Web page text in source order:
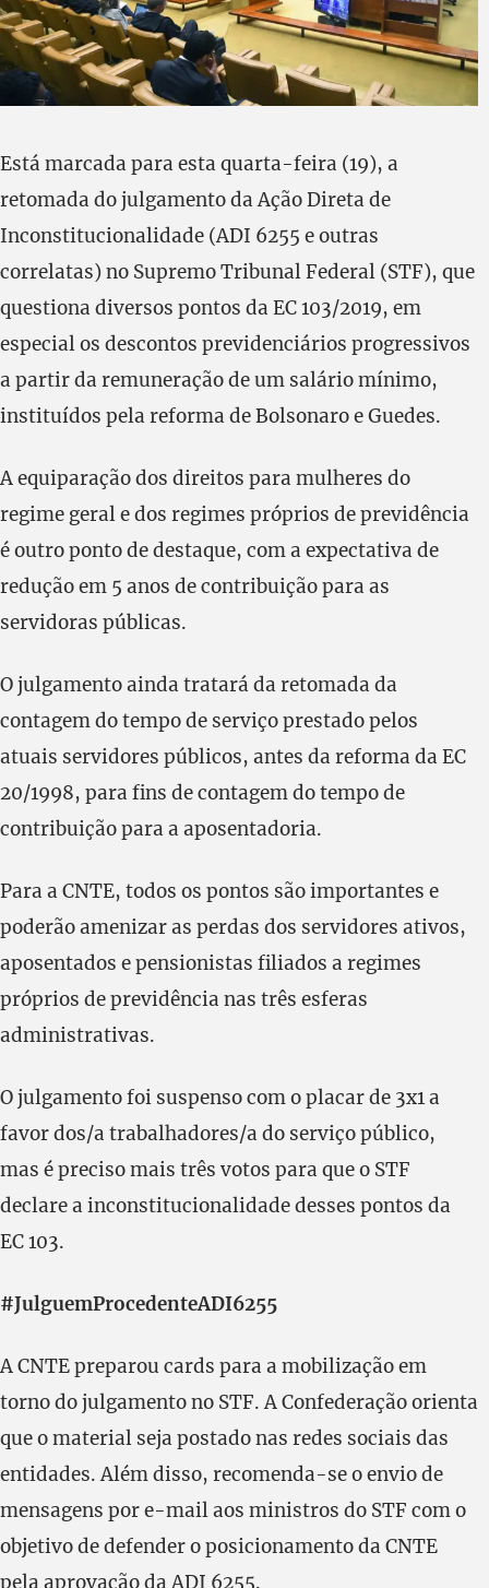
Está marcada para esta quarta-feira (19), a
retomada do julgamento da Ação Direta de
Inconstitucionalidade (ADI 6255 e outras
correlatas) no Supremo Tribunal Federal (STF), que
questiona diversos pontos da EC 103/2019, em
especial os descontos previdenciários progressivos
a partir da remuneração de um salário mínimo,
instituídos pela reforma de Bolsonaro e Guedes.
A equiparação dos direitos para mulheres do
regime geral e dos regimes próprios de previdência
é outro ponto de destaque, com a expectativa de
redução em 5 anos de contribuição para as
servidoras públicas.
O julgamento ainda tratará da retomada da
contagem do tempo de serviço prestado pelos
atuais servidores públicos, antes da reforma da EC
20/1998, para fins de contagem do tempo de
contribuição para a aposentadoria.
Para a CNTE, todos os pontos são importantes e
poderão amenizar as perdas dos servidores ativos,
aposentados e pensionistas filiados a regimes
próprios de previdência nas três esferas
administrativas.
O julgamento foi suspenso com o placar de 3x1 a
favor dos/a trabalhadores/a do serviço público,
mas é preciso mais três votos para que o STF
declare a inconstitucionalidade desses pontos da
EC 103.
#JulguemProcedenteADI6255
A CNTE preparou cards para a mobilização em
torno do julgamento no STF. A Confederação orienta
que o material seja postado nas redes sociais das
entidades. Além disso, recomenda-se o envio de
mensagens por e-mail aos ministros do STF com o
objetivo de defender o posicionamento da CNTE
pela aprovação da ADI 6255.